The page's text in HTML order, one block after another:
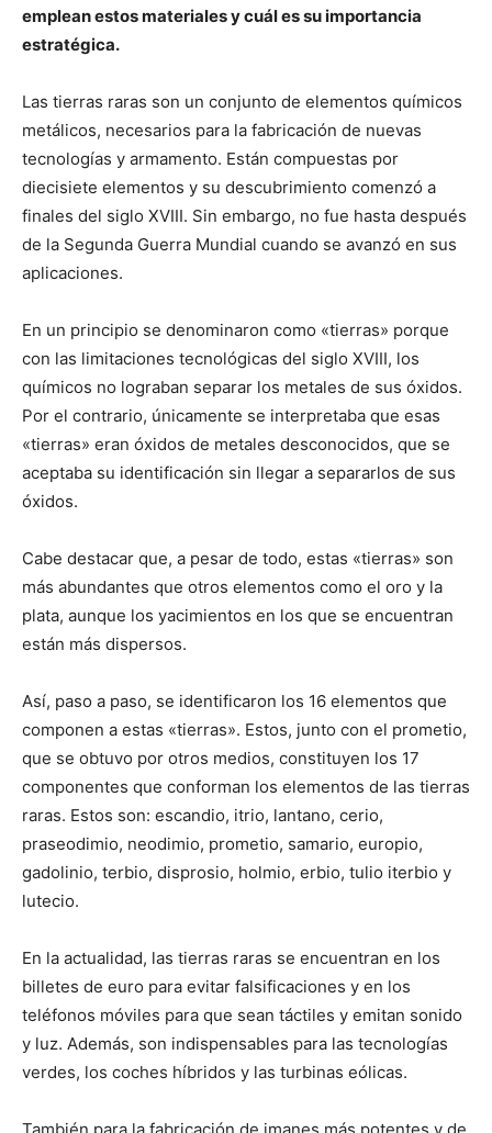
emplean estos materiales y cuál es su importancia
estratégica.
Las tierras raras son un conjunto de elementos químicos
metálicos, necesarios para la fabricación de nuevas
tecnologías y armamento. Están compuestas por
diecisiete elementos y su descubrimiento comenzó a
finales del siglo XVIII. Sin embargo, no fue hasta después
de la Segunda Guerra Mundial cuando se avanzó en sus
aplicaciones.
En un principio se denominaron como «tierras» porque
con las limitaciones tecnológicas del siglo XVIII, los
químicos no lograban separar los metales de sus óxidos.
Por el contrario, únicamente se interpretaba que esas
«tierras» eran óxidos de metales desconocidos, que se
aceptaba su identificación sin llegar a separarlos de sus
óxidos.
Cabe destacar que, a pesar de todo, estas «tierras» son
más abundantes que otros elementos como el oro y la
plata, aunque los yacimientos en los que se encuentran
están más dispersos.
Así, paso a paso, se identificaron los 16 elementos que
componen a estas «tierras». Estos, junto con el prometio,
que se obtuvo por otros medios, constituyen los 17
componentes que conforman los elementos de las tierras
raras. Estos son: escandio, itrio, lantano, cerio,
praseodimio, neodimio, prometio, samario, europio,
gadolinio, terbio, disprosio, holmio, erbio, tulio iterbio y
lutecio.
En la actualidad, las tierras raras se encuentran en los
billetes de euro para evitar falsificaciones y en los
teléfonos móviles para que sean táctiles y emitan sonido
y luz. Además, son indispensables para las tecnologías
verdes, los coches híbridos y las turbinas eólicas.